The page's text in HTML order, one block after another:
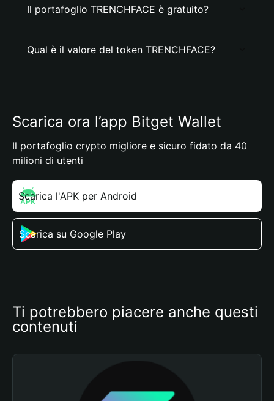
Il portafoglio TRENCHFACE è gratuito?
Qual è il valore del token TRENCHFACE?
Scarica ora l’app Bitget Wallet
Il portafoglio crypto migliore e sicuro fidato da 40
milioni di utenti
Scarica l'APK per Android
Scarica su Google Play
Ti potrebbero piacere anche questi
contenuti